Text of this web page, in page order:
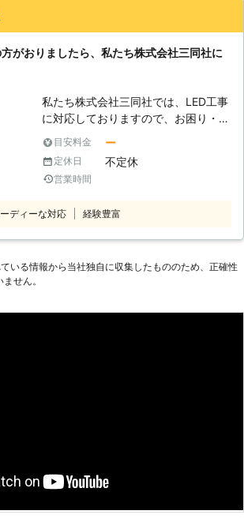
工法も施工可能！ RAEE工法は従来の
体育館や24時間稼働の工場でも施工
が可能です。 そのため、仮設足場や
高所作業車にスペースをとられて体育
館や工場の稼働が制限されることがあ
りません。工期も約3日と短いため、
できます。 またRAEE工法は和歌山県
治体も認めた工法のためお客様にも安
祝・夜間施工にも対応！ 平日・日中
質なLED照明器具をご提供致しており
ます。 ⑤自社施工で作業いたしま
す。さらに製品の保証期間中、製品の
明るい環境へ 照明は天井に取り付け
と思います。 そのため、自力でLED
に交換しようにも対応が難しいのでは
ないでしょうか。そんなときこそ、弊
社にLEDの工事をお任せください。
弊社には、電気工事に関する実績
13,000件があります。その実績で電
気工事に関する知識と技術を培ってき
ました。 その実績を活かすことで、
手に届かない位置場所でもLEDの交換
するなら弊社にお任せください。 ●
がおりましたら、私たち株式会社三同社に
私たち株式会社三同社では、LED工事
に対応しておりますので、お困り・お
悩みの際はお任せください。 経験豊
富で実績豊富なベテランスタッフがお
伺いし、お客様のご要望やご希望に沿
った形で施工いたします。 弊社では
りますので、適当な作業は一切いたし
事やエアコン工事、雨漏り修理にも対
なく弊社までお申し付けください。
目安料金 ー
定休日 不定休
営業時間
ディーな対応 経験豊富
いる情報から当社独⾃に収集したもののため、正確性
せん。